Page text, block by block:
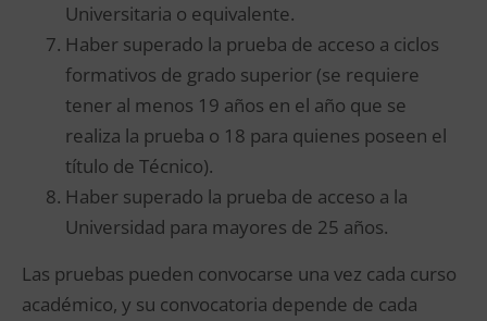
Universitaria o equivalente.
Haber superado la prueba de acceso a ciclos
formativos de grado superior (se requiere
tener al menos 19 años en el año que se
realiza la prueba o 18 para quienes poseen el
título de Técnico).
Haber superado la prueba de acceso a la
Universidad para mayores de 25 años.
Las pruebas pueden convocarse una vez cada curso
académico, y su convocatoria depende de cada